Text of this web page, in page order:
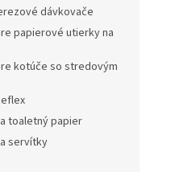
dávkovače
papierové utierky na
kotúče so stredovým
toaletný papier
servítky